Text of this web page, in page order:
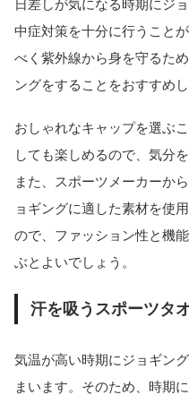
日差しが気になる時期にジ
中症対策を十分に行うこと
べく紫外線から身を守るた
ングをすることをおすすめし
おしゃれなキャップを選ぶ
しても楽しめるので、気分
また、スポーツメーカーか
ョギングに適した素材を使
ので、ファッション性と機
ぶとよいでしょう。
汗を吸うスポーツタ
気温が高い時期にジョギン
まいます。そのため、時期